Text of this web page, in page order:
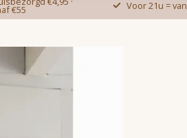
€55 Voor 21u =